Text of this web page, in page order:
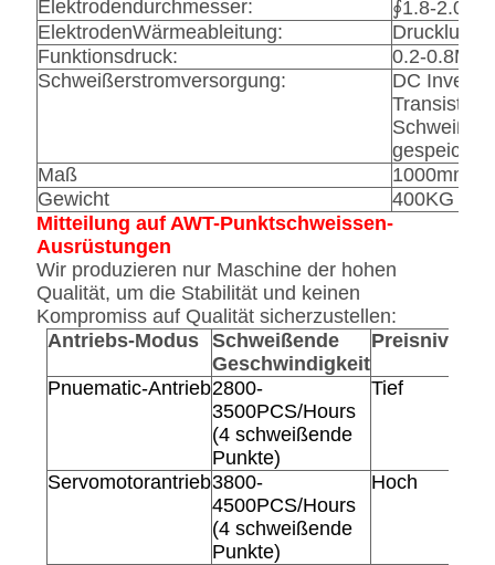
Elektrodendurchmesser:
∮1.8-
ElektrodenWärmeableitung:
Funktionsdruck:
0.2-0.8MPa
Schweißerstromversorgung:
DC
Transistor-
Schweißer
Maß
Gewicht
400KG
Mitteilung auf AWT-Punktschweissen-
Ausrüstungen
Wir produzieren nur Maschine der hohen
Qualität, um die Stabilität und keinen
Kompromiss auf Qualität sicherzustellen:
Antriebs-Modus
Schweißende
Geschwindigkeit
Preisniveau
Pnuematic-Antrieb2800-
3500PCS/Hours
(4 schweißende
Punkte)
Tief
Servomotorantrieb3800-
4500PCS/Hours
(4 schweißende
Punkte)
Hoch